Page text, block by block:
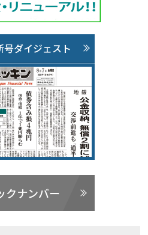
号ダイジェスト
クナンバー